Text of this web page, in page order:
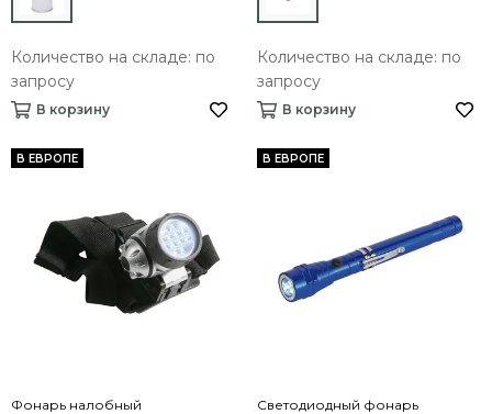
Количество на складе: по
запросу
В корзину
Количество на складе: по
запросу
В корзину
В ЕВРОПЕ
Фонарь налобный
В ЕВРОПЕ
Светодиодный фонарь